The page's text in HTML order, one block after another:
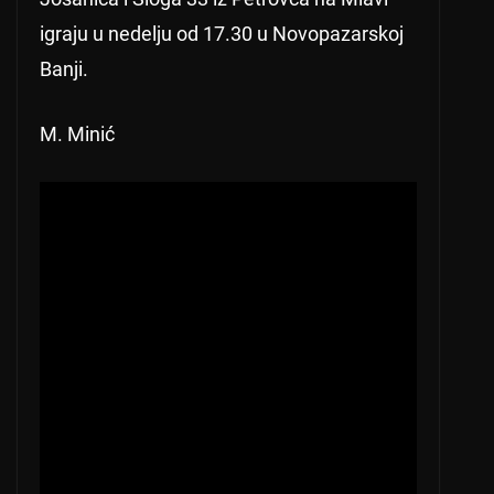
igraju u nedelju od 17.30 u Novopazarskoj
Banji.
M. Minić